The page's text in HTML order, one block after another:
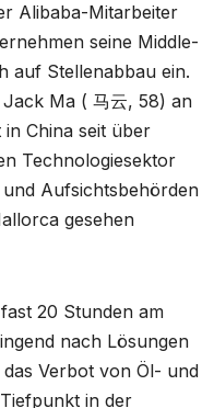
Alibaba-Mitarbeiter
seine Middle-
auf Stellenabbau ein.
Ma ( 马云, 58) an
China seit über
Technologiesektor
Aufsichtsbehörden
gesehen
20 Stunden am
nach Lösungen
Verbot von Öl- und
in der